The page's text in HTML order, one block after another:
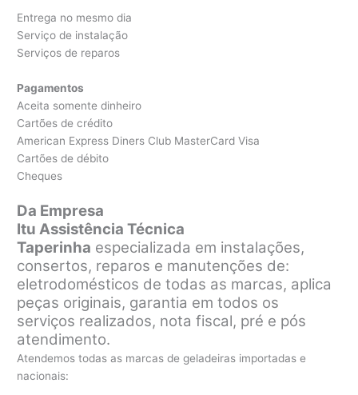
Entrega no mesmo dia
Serviço de instalação
Serviços de reparos
Pagamentos
Aceita somente dinheiro
Cartões de crédito
American Express Diners Club MasterCard Visa
Cartões de débito
Cheques
Da Empresa
Itu Assistência Técnica
Taperinha especializada em instalações,
consertos, reparos e manutenções de:
eletrodomésticos de todas as marcas, aplica
peças originais, garantia em todos os
serviços realizados, nota fiscal, pré e pós
atendimento.
Atendemos todas as marcas de geladeiras importadas e
nacionais: